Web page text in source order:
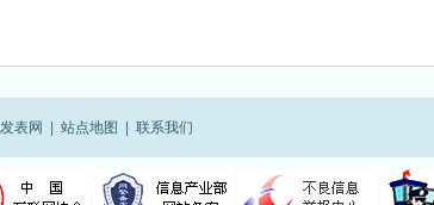
表网 站点地图 联系我们